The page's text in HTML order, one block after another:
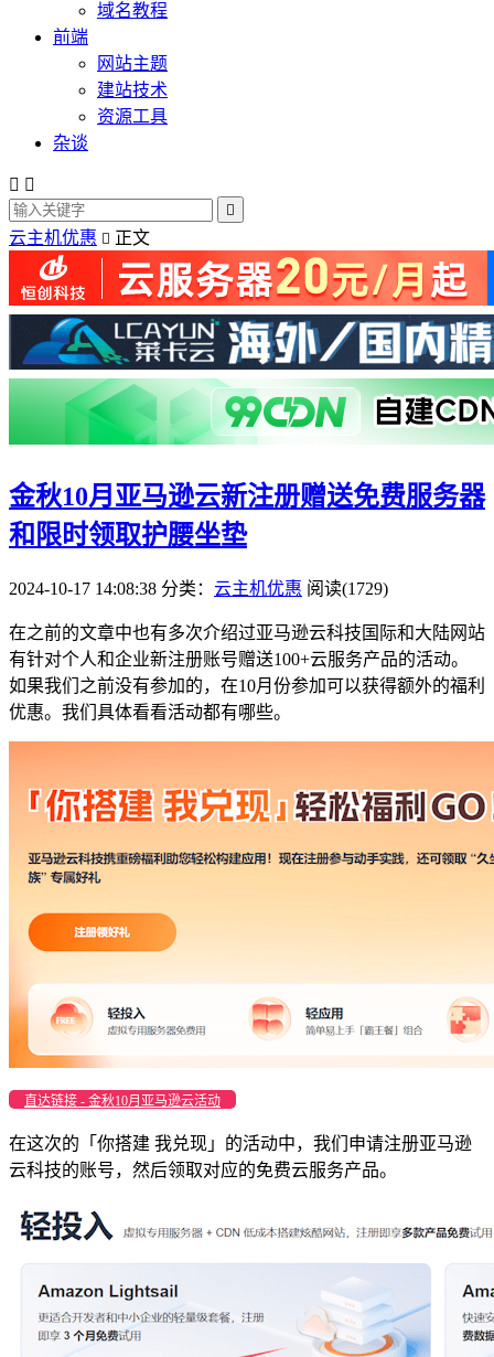
域名教程
前端
网站主题
建站技术
资源工具
杂谈
 

云主机优惠  正文
金秋10月亚马逊云新注册赠送免费服务器
和限时领取护腰坐垫
2024-10-17 14:08:38 分类： 云主机优惠 阅读(1729)
在之前的文章中也有多次介绍过亚马逊云科技国际和大陆网站
有针对个人和企业新注册账号赠送100+云服务产品的活动。
如果我们之前没有参加的，在10月份参加可以获得额外的福利
优惠。我们具体看看活动都有哪些。
直达链接 - 金秋10月亚马逊云活动
在这次的「你搭建 我兑现」的活动中，我们申请注册亚马逊
云科技的账号，然后领取对应的免费云服务产品。